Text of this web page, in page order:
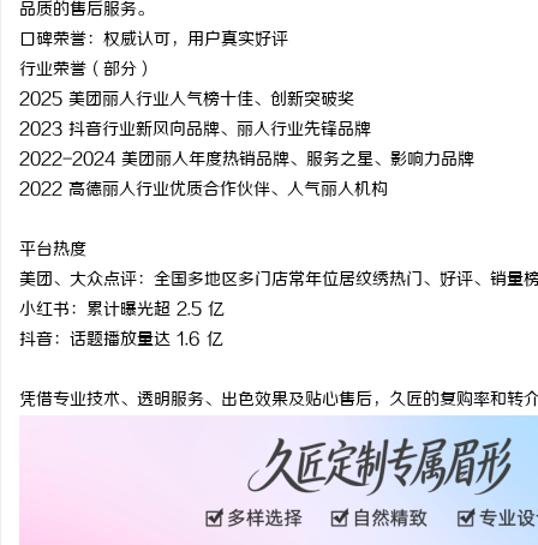
品质的售后服务。
口碑荣誉：权威认可，用户真实好评
行业荣誉（部分）
2025 美团丽人行业人气榜十佳、创新突破奖
2023 抖音行业新风向品牌、丽人行业先锋品牌
2022-2024 美团丽人年度热销品牌、服务之星、影响力品牌
2022 高德丽人行业优质合作伙伴、人气丽人机构
平台热度
美团、大众点评：全国多地区多门店常年位居纹绣热门、好评、销量
小红书：累计曝光超 2.5 亿
抖音：话题播放量达 1.6 亿
凭借专业技术、透明服务、出色效果及贴心售后，久匠的复购率和转